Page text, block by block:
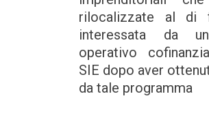
rilocalizzate al di
interessata da
operativo
SIE dopo aver
da tale programma